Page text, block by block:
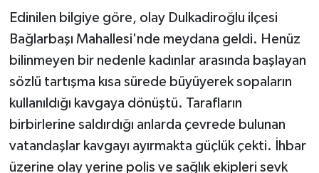
Edinilen bilgiye göre, olay Dulkadiroğlu ilçesi
Bağlarbaşı Mahallesi'nde meydana geldi. Henüz
bilinmeyen bir nedenle kadınlar arasında başlayan
sözlü tartışma kısa sürede büyüyerek sopaların
kullanıldığı kavgaya dönüştü. Tarafların
birbirlerine saldırdığı anlarda çevrede bulunan
vatandaşlar kavgayı ayırmakta güçlük çekti. İhbar
üzerine olay yerine polis ve sağlık ekipleri sevk
Spor
Tarihi Yapılarımız
Teknoloji